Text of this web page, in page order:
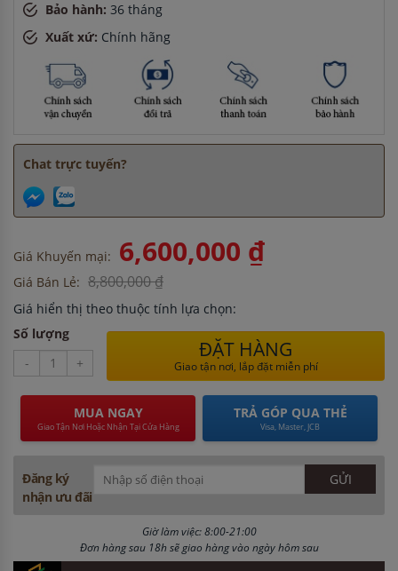
Bảo hành: 36 tháng
Xuất xứ: Chính hãng
Chat trực tuyến?
Giá Khuyến mại: 6,600,000 ₫
Giá Bán Lẻ: 8,800,000 ₫
Giá hiển thị theo thuộc tính lựa chọn:
Số lượng
-
+
ĐẶT HÀNG
Giao tận nơi, lắp đặt miễn phí
MUA NGAY
Giao Tận Nơi Hoặc Nhận Tại Cửa Hàng
TRẢ GÓP QUA THẺ
Visa, Master, JCB
Đăng ký
nhận ưu đãi
Giờ làm việc: 8:00-21:00
Đơn hàng sau 18h sẽ giao hàng vào ngày hôm sau